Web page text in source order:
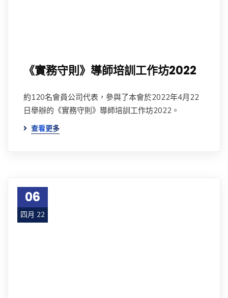
《實務守則》導師培訓工作坊2022
約120名會員公司代表，參與了本會於2022年4月22
日舉辦的《實務守則》導師培訓工作坊2022。
查看更多
06
四月 22